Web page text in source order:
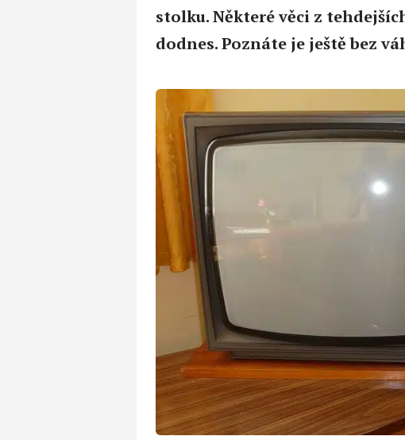
stolku. Některé věci z
dodnes. Poznáte je ještě bez